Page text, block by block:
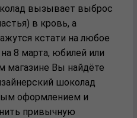
вызывает выброс
в кровь, а
кстати на любое
8 марта, юбилей или
Вы найдёте
шоколад
оформлением и
привычную